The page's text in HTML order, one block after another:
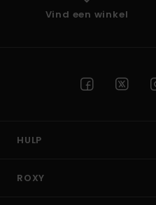
Vind een winkel
HULP
ROXY